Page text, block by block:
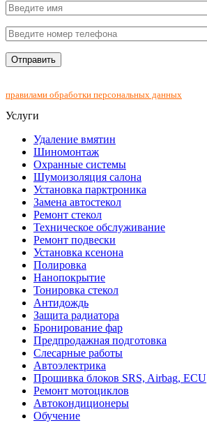
правилами обработки персональных данных
Услуги
Удаление вмятин
Шиномонтаж
Охранные системы
Шумоизоляция салона
Установка парктроника
Замена автостекол
Ремонт стекол
Техническое обслуживание
Ремонт подвески
Установка ксенона
Полировка
Нанопокрытие
Тонировка стекол
Антидождь
Защита радиатора
Бронирование фар
Предпродажная подготовка
Слесарные работы
Автоэлектрика
Прошивка блоков SRS, Airbag, ECU
Ремонт мотоциклов
Автокондиционеры
Обучение